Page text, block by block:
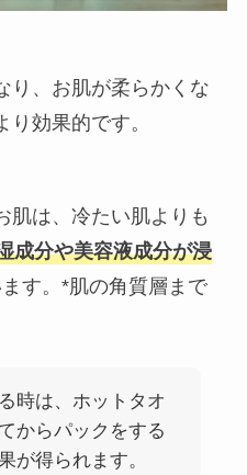
り、お肌が柔らかくな
効果的です。
肌は、冷たい肌よりも
成分や美容液成分が浸
す。 *肌の角質層まで
時は、ホットタオ
からパックをする
が得られます。